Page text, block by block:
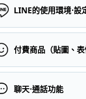
LINE的使用環境⋅設
付費商品（貼圖、表
聊天⋅通話功能